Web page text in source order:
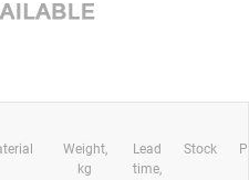
Weight,
kg
Lead
time,
Stock